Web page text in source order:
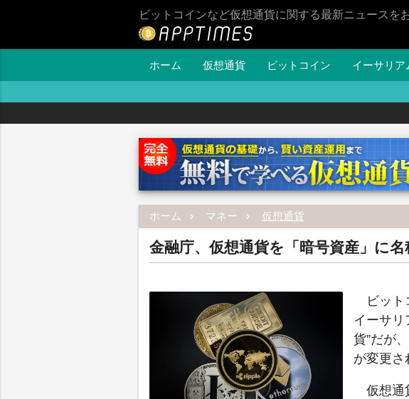
ビットコインなど仮想通貨に関する最新ニュースを
ホーム 仮想通貨 ビットコイン イーサリア
ホーム マネー 仮想通貨
金融庁、仮想通貨を「暗号資産」に名
ビット
イーサリ
貨”だが
が変更さ
仮想通